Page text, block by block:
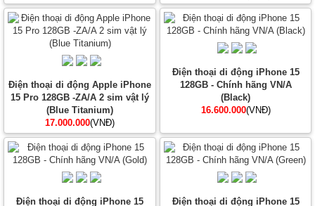
Điện thoại di động Apple iPhone
15 Pro 128GB -ZA/A 2 sim vật lý
(Blue Titanium)
17.000.000(VNĐ)
Điện thoại di động iPhone 15
128GB - Chính hãng VN/A
(Black)
16.600.000(VNĐ)
Điện thoại di động iPhone 15
Điện thoại di động iPhone 15